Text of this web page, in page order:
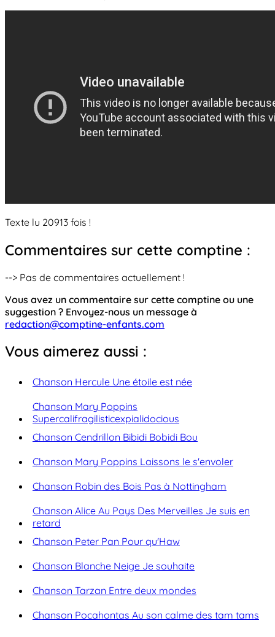
Texte lu 20913 fois !
Commentaires sur cette comptine :
--> Pas de commentaires actuellement !
Vous avez un commentaire sur cette comptine ou une
suggestion ? Envoyez-nous un message à
redaction@comptine-enfants.com
Vous aimerez aussi :
Chanson Hercule Une étoile est née
Chanson Mary Poppins
Supercalifragilisticexpialidocious
Chanson Cendrillon Bibidi Bobidi Bou
Chanson Mary Poppins Laissons le s'envoler
Chanson Robin des Bois Pas à Nottingham
Chanson Alice Au Pays Des Merveilles Je suis en
retard
Chanson Peter Pan Pour qu'Haw
Chanson Blanche Neige Je souhaite
Chanson Tarzan Entre deux mondes
Chanson Pocahontas Au son calme des tam tams